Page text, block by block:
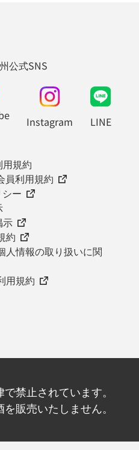
公式SNS
Instagram LINE
規約
員利用規約
ー
示
約
人情報の取り扱いに関
用規約
禁止されています。
販売いたしません。